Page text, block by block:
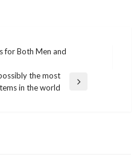
for Both Men and
the most
in the world